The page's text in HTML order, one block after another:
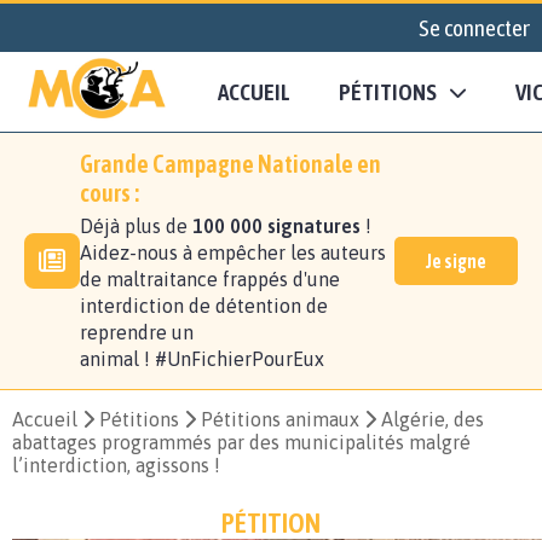
Se connecter
ACCUEIL PÉTITIONS
Grande Campagne Nationale en
cours :
Déjà plus de 100 000 signatures !
Aidez-nous à empêcher les auteurs
de maltraitance frappés d'une
interdiction de détention de
reprendre un
animal ! #UnFichierPourEux
Je signe
Accueil Pétitions Pétitions animaux
Algérie, des
abattages programmés par des municipalités malgré
l’interdiction, agissons !
PÉTITION